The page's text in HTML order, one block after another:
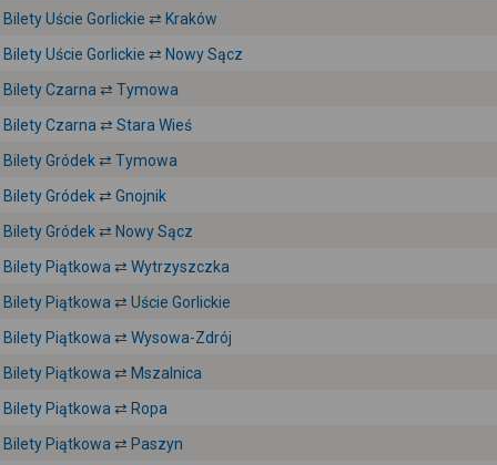
Bilety Uście Gorlickie ⇄ Kraków
Bilety Uście Gorlickie ⇄ Nowy Sącz
Bilety Czarna ⇄ Tymowa
Bilety Czarna ⇄ Stara Wieś
Bilety Gródek ⇄ Tymowa
Bilety Gródek ⇄ Gnojnik
Bilety Gródek ⇄ Nowy Sącz
Bilety Piątkowa ⇄ Wytrzyszczka
Bilety Piątkowa ⇄ Uście Gorlickie
Bilety Piątkowa ⇄ Wysowa-Zdrój
Bilety Piątkowa ⇄ Mszalnica
Bilety Piątkowa ⇄ Ropa
Bilety Piątkowa ⇄ Paszyn